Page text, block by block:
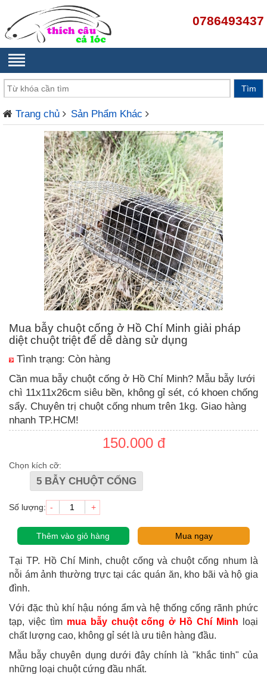
0786493437
Trang chủ Sản Phẩm Khác
Mua bẫy chuột cống ở Hồ Chí Minh giải pháp
diệt chuột triệt để dễ dàng sử dụng
Tình trạng: Còn hàng
Cần mua bẫy chuột cống ở Hồ Chí Minh? Mẫu bẫy lưới
chì 11x11x26cm siêu bền, không gỉ sét, có khoen chống
sẩy. Chuyên trị chuột cống nhum trên 1kg. Giao hàng
nhanh TP.HCM!
150.000 đ
Chọn kích cỡ:
5 BẪY CHUỘT CỐNG
Số lượng: - +
Thêm vào giỏ hàng
Tại TP. Hồ Chí Minh, chuột cống và chuột cống nhum là
nỗi ám ảnh thường trực tại các quán ăn, kho bãi và hộ gia
đình.
Với đặc thù khí hậu nóng ẩm và hệ thống cống rãnh phức
tạp, việc tìm mua bẫy chuột cống ở Hồ Chí Minh loại
chất lượng cao, không gỉ sét là ưu tiên hàng đầu.
Mẫu bẫy chuyên dụng dưới đây chính là "khắc tinh" của
những loại chuột cứng đầu nhất.